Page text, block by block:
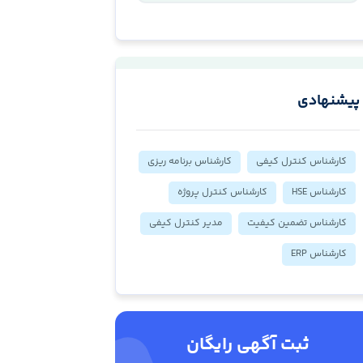
پیشنهادی
کارشناس کنترل کیفی
کارشناس برنامه ریزی
کارشناس HSE
کارشناس کنترل پروژه
کارشناس تضمین کیفیت
مدیر کنترل کیفی
کارشناس ERP
ثبت آگهی رایگان